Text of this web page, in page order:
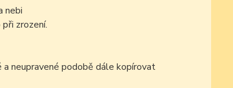
nebi
zrození.
neupravené podobě dále kopírovat